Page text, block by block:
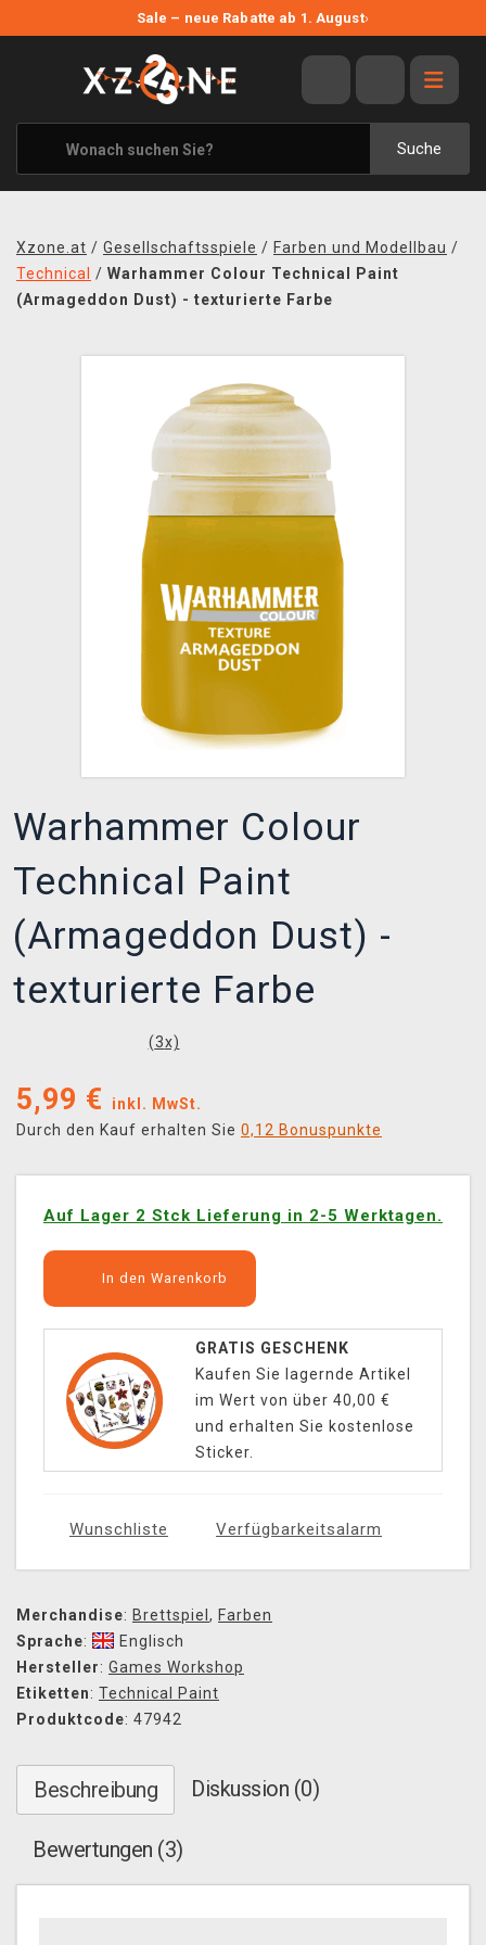
Sale – neue Rabatte ab 1. August›
Suche
ANGEBOTE
ALLE MARKEN
XZONE ORIGINALS
KLEIDUNG & ACCESSOIRES
BÜCHER & COMICS
Xzone.at / Gesellschaftsspiele / Farben und Modellbau /
Technical
/ Warhammer Colour Technical Paint
(Armageddon Dust) - texturierte Farbe
Warhammer Colour
Technical Paint
(Armageddon Dust) -
texturierte Farbe
(3x)
5,99 €
inkl. MwSt.
Durch den Kauf erhalten Sie 0,12 Bonuspunkte
Auf Lager 2 Stck Lieferung in 2-5 Werktagen.
In den Warenkorb
GRATIS GESCHENK
Kaufen Sie lagernde Artikel
im Wert von über 40,00 €
und erhalten Sie kostenlose
Sticker.
Wunschliste Verfügbarkeitsalarm
Merchandise: Brettspiel , Farben
Sprache:
Englisch
Hersteller: Games Workshop
Etiketten: Technical Paint
Produktcode: 47942
Beschreibung Diskussion (0)
Bewertungen (3)